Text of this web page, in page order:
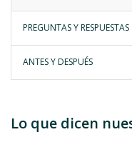
PREGUNTAS Y RESPUESTAS
ANTES Y DESPUÉS
Lo que dicen